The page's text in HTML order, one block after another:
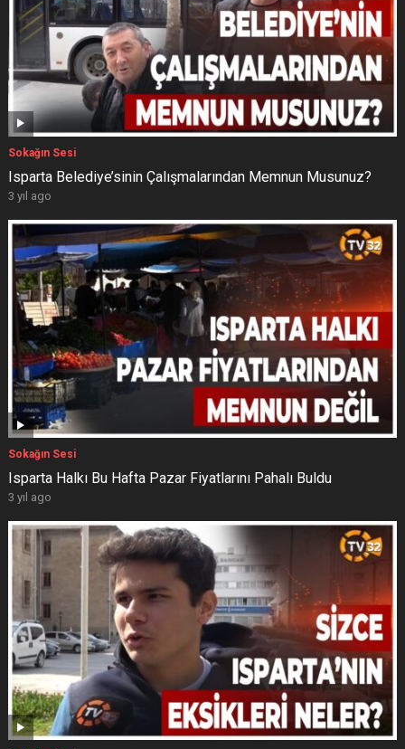
Sokağın Sesi
Isparta Belediye’sinin Çalışmalarından Memnun Musunuz?
3 yıl ago
Sokağın Sesi
Isparta Halkı Bu Hafta Pazar Fiyatlarını Pahalı Buldu
3 yıl ago